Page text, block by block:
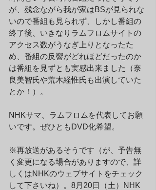
が、残念ながら我が家はBSが見られな
いので番組も見られず、しかし番組の
終了後、いきなりラムフロムサイトの
アクセス数がうなぎ上りとなったた
め、番組の反響がどれほどだったのか
は番組を見ずとも実感出来ました（奈
良美智氏や荒木経惟氏も出演していた
とか！）。
NHKサマ、ラムフロムを代表してお願
いです。ぜひともDVD化希望。
※再放送があるそうです（が、予告無
く変更になる場合がありますので、詳
しくはNHKのウェブサイトをチェック
して下さいね）。8月20日（土）NHK